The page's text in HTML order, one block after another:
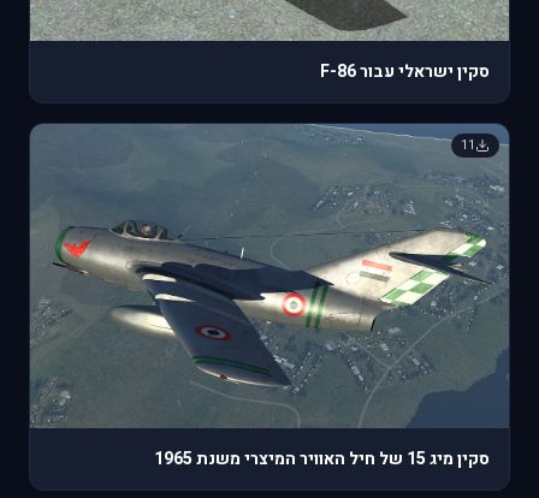
סקין ישראלי עבור F-86
11
סקין מיג 15 של חיל האוויר המיצרי משנת 1965